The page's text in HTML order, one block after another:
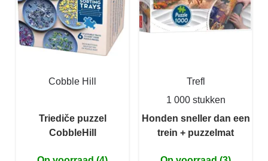
Cobble Hill
Triediče puzzel
CobbleHill
Trefl
1 000 stukken
Honden sneller dan een
trein + puzzelmat